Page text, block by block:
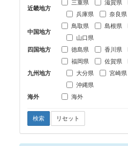
近畿地方
三重県 滋賀県
兵庫県
奈良県
中国地方
鳥取県 島根県
山口県
四国地方
徳島県 香川県
九州地方
福岡県 佐賀県
大分県
宮崎県
沖縄県
海外
海外
検索 リセット